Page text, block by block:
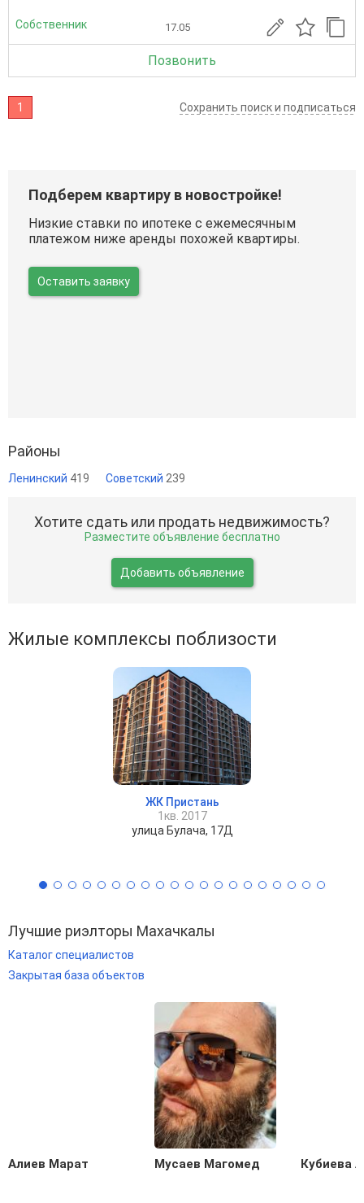
Собственник 17.05
Позвонить
1 Сохранить поиск и подписаться
Подберем квартиру в новостройке!
Низкие ставки по ипотеке с ежемесячным
платежом ниже аренды похожей квартиры.
Оставить заявку
Районы
Ленинский 419 Советский 239
Хотите сдать или продать недвижимость?
Разместите объявление бесплатно
Добавить объявление
Жилые комплексы поблизости
ЖК Пристань
1кв. 2017
улица Булача, 17Д
Лучшие риэлторы Махачкалы
Каталог специалистов
Закрытая база объектов
Алиев Марат Мусаев Магомед Кубиева